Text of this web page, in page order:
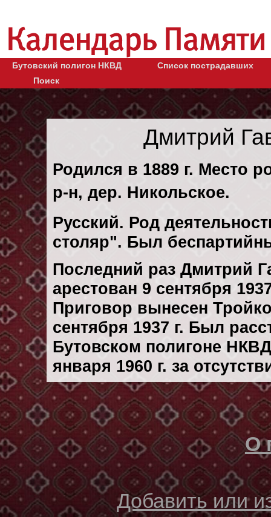
Бутовский полигон НКВД
Список пострадавших
Поиск
Дмитрий
Родился в 1889 г. Место
р-н, дер. Никольское.
Русский. Род
столяр". Был
Последний раз Дмитрий
арестован 9 сентября
Приговор вынесен
сентября 1937 г. Был
Бутовском полигоне
января 1960 г. за
О
Добавить или